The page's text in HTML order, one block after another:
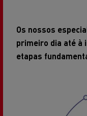
Os nossos
primeiro dia até à
etapas